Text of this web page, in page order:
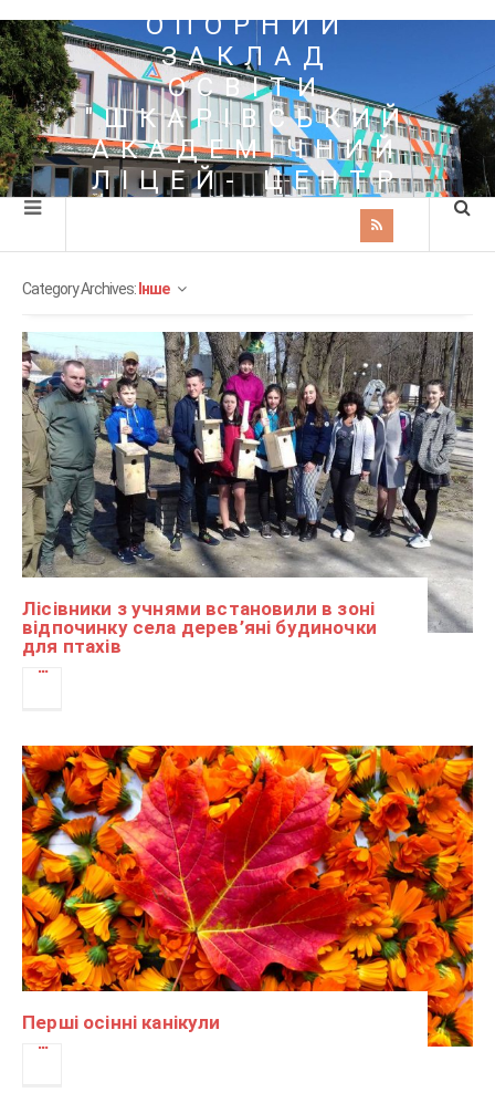
ОПОРНИЙ
ЗАКЛАД
ОСВІТИ
"ШКАРІВСЬКИЙ
АКАДЕМІЧНИЙ
ЛІЦЕЙ- ЦЕНТР
ПОЗАШКІЛЬНОЇ
Category Archives: Інше
Лісівники з учнями встановили в зоні
відпочинку села дерев’яні будиночки
для птахів
Перші осінні канікули